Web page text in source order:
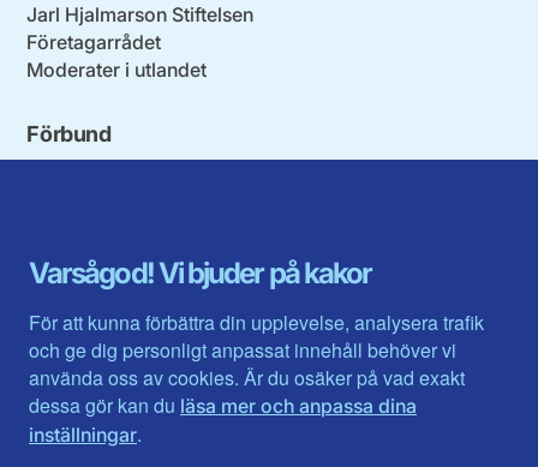
Varsågod! Vi bjuder på kakor
För att kunna förbättra din upplevelse, analysera trafik
och ge dig personligt anpassat innehåll behöver vi
använda oss av cookies. Är du osäker på vad exakt
dessa gör kan du läsa mer och anpassa dina
inställningar.
Jarl Hjalmarson Stiftelsen
Företagarrådet
Moderater i utlandet
Förbund
Gävleborg
Halland
Jämtlands län
Jönköpings län
Kalmar län
Kronobergs län
Norrbotten
Skåne län
Värmlands län
Västerbotten
Västra Götaland
Västernorrland
Västmanland
Örebro län
Östergötland